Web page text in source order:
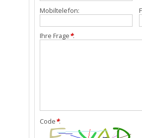
Mobiltelefon:
Ihre Frage*:
Code*: